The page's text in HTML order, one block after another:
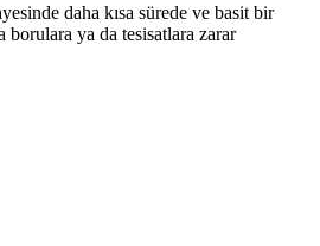
daha kısa sürede ve basit bir
borulara ya da tesisatlara zarar